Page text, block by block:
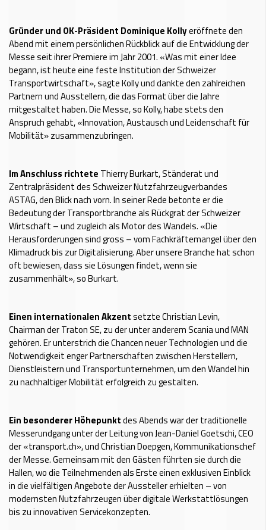
Gründer und OK-Präsident Dominique Kollyeröffnete den
Abend mit einem persönlichen Rückblick auf die Entwicklung der
Messe seit ihrer Premiere im Jahr 2001. «Was mit einer Idee
begann, ist heute eine feste Institution der Schweizer
Transportwirtschaft», sagte Kolly und dankte den zahlreichen
Partnern und Ausstellern, die das Format über die Jahre
mitgestaltet haben. Die Messe, so Kolly, habe stets den
Anspruch gehabt, «Innovation, Austausch und Leidenschaft für
Mobilität» zusammenzubringen.
Im Anschluss richtete Thierry Burkart, Ständerat und
Zentralpräsident des Schweizer Nutzfahrzeugverbandes
ASTAG, den Blick nach vorn. In seiner Rede betonte er die
Bedeutung der Transportbranche als Rückgrat der Schweizer
Wirtschaft – und zugleich als Motor des Wandels. «Die
Herausforderungen sind gross – vom Fachkräftemangel über den
Klimadruck bis zur Digitalisierung. Aber unsere Branche hat schon
oft bewiesen, dass sie Lösungen findet, wenn sie
zusammenhält», so Burkart.
Einen internationalen Akzentsetzte Christian Levin,
Chairman der Traton SE, zu der unter anderem Scania und MAN
gehören. Er unterstrich die Chancen neuer Technologien und die
Notwendigkeit enger Partnerschaften zwischen Herstellern,
Dienstleistern und Transportunternehmen, um den Wandel hin
zu nachhaltiger Mobilität erfolgreich zu gestalten.
Ein besonderer Höhepunktdes Abends war der traditionelle
Messerundgang unter der Leitung von Jean-Daniel Goetschi, CEO
der «transport.ch», und Christian Doepgen, Kommunikationschef
der Messe. Gemeinsam mit den Gästen führten sie durch die
Hallen, wo die Teilnehmenden als Erste einen exklusiven Einblick
in die vielfältigen Angebote der Aussteller erhielten – von
modernsten Nutzfahrzeugen über digitale Werkstattlösungen
bis zu innovativen Servicekonzepten.